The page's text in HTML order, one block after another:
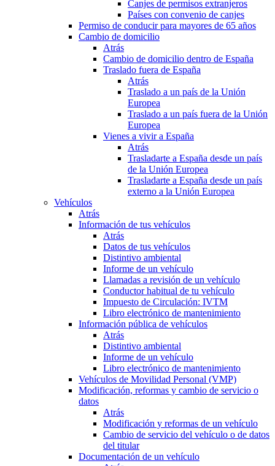
Canjes de permisos extranjeros
Países con convenio de canjes
Permiso de conducir para mayores de 65 años
Cambio de domicilio
Atrás
Cambio de domicilio dentro de España
Traslado fuera de España
Atrás
Traslado a un país de la Unión
Europea
Traslado a un país fuera de la Unión
Europea
Vienes a vivir a España
Atrás
Trasladarte a España desde un país
de la Unión Europea
Trasladarte a España desde un país
externo a la Unión Europea
Vehículos
Atrás
Información de tus vehículos
Atrás
Datos de tus vehículos
Distintivo ambiental
Informe de un vehículo
Llamadas a revisión de un vehículo
Conductor habitual de tu vehículo
Impuesto de Circulación: IVTM
Libro electrónico de mantenimiento
Información pública de vehículos
Atrás
Distintivo ambiental
Informe de un vehículo
Libro electrónico de mantenimiento
Vehículos de Movilidad Personal (VMP)
Modificación, reformas y cambio de servicio o
datos
Atrás
Modificación y reformas de un vehículo
Cambio de servicio del vehículo o de datos
del titular
Documentación de un vehículo